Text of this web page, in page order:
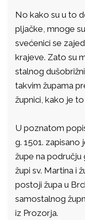
No kako su u to
pljačke, mnoge
svećenici se
krajeve. Zato su
stalnog
takvim župama
župnici, kako je
U poznatom
g. 1501. zapisano
župe na
župi sv. Martina i
postoji župa u
samostalnog
iz Prozorja.